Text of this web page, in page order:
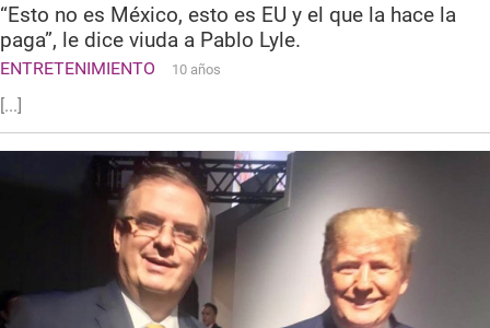
“Esto no es México, esto es EU y el que la hace la
paga”, le dice viuda a Pablo Lyle.
ENTRETENIMIENTO 10 años
[...]